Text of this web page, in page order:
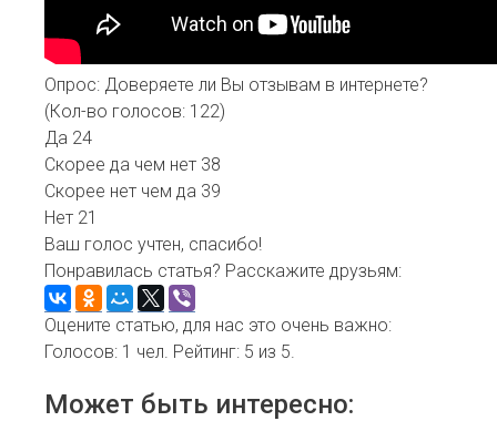
Опрос: Доверяете ли Вы отзывам в интернете?
(Кол-во голосов: 122)
Да 24
Скорее да чем нет 38
Скорее нет чем да 39
Нет 21
Ваш голос учтен, спасибо!
Понравилась статья? Расскажите друзьям:
Оцените статью, для нас это очень важно:
Голосов: 1 чел. Рейтинг: 5 из 5.
Может быть интересно: